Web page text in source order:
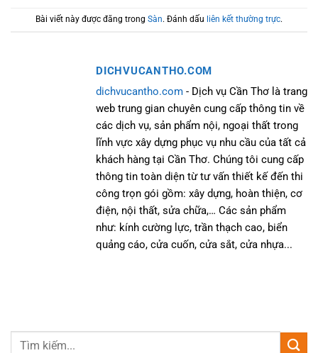
Bài viết này được đăng trong Sàn. Đánh dấu liên kết thường trực.
DICHVUCANTHO.COM
dichvucantho.com - Dịch vụ Cần Thơ là trang
web trung gian chuyên cung cấp thông tin về
các dịch vụ, sản phẩm nội, ngoại thất trong
lĩnh vực xây dựng phục vụ nhu cầu của tất cả
khách hàng tại Cần Thơ. Chúng tôi cung cấp
thông tin toàn diện từ tư vấn thiết kế đến thi
công trọn gói gồm: xây dựng, hoàn thiện, cơ
điện, nội thất, sửa chữa,… Các sản phẩm
như: kính cường lực, trần thạch cao, biển
quảng cáo, cửa cuốn, cửa sắt, cửa nhựa...